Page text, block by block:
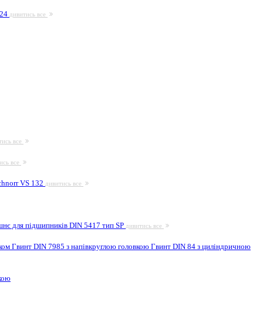
дивитись все
все
все
VS 132 дивитись все
для підшипників DIN 5417 тип SP дивитись все
Гвинт DIN 7985 з напівкруглою головкою Гвинт DIN 84 з циліндричною